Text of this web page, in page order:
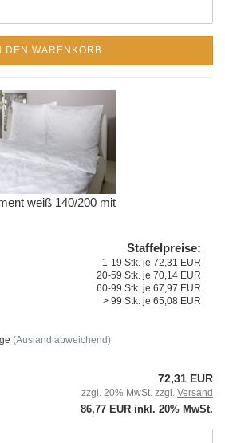
DEN WARENKORB
weiß 140/200 mit
Staffelpreise:
1-19 Stk. je 72,31 EUR
20-59 Stk. je 70,14 EUR
60-99 Stk. je 67,97 EUR
> 99 Stk. je 65,08 EUR
(Ausland abweichend)
72,31 EUR
zzgl. 20% MwSt. zzgl. Versand
86,77 EUR inkl. 20% MwSt.